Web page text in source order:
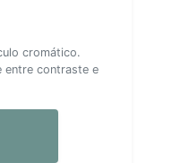
cromático.
entre contraste e